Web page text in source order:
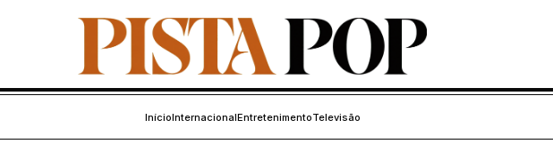
InícioInternacionalEntretenimentoTelevisão